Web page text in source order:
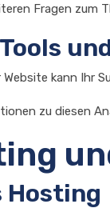
Fragen zum
Website kann Ihr
zu diesen
Hosting